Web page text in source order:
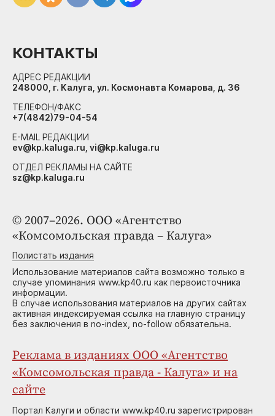
© 2007–2026. ООО «Агентство
«Комсомольская правда – Калуга»
Полистать издания
Использование материалов сайта возможно только в
случае упоминания www.kp40.ru как первоисточника
информации.
В случае использования материалов на других сайтах
активная индексируемая ссылка на главную страницу
без заключения в no-index, no-follow обязательна.
Реклама в изданиях ООО «Агентство
«Комсомольская правда - Калуга» и на
сайте
Портал Калуги и области www.kp40.ru зарегистрирован
КОНТАКТЫ
АДРЕС РЕДАКЦИИ
248000, г. Калуга, ул. Космонавта Комарова, д. 36
ТЕЛЕФОН/ФАКС
+7(4842)79-04-54
E-MAIL РЕДАКЦИИ
ev@kp.kaluga.ru, vi@kp.kaluga.ru
ОТДЕЛ РЕКЛАМЫ НА САЙТЕ
sz@kp.kaluga.ru